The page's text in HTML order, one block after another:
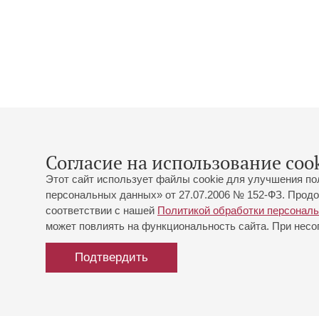
Согласие на использование
Этот сайт использует файлы cookie для улучшения
персональных данных» от 27.07.2006 № 152-ФЗ.
соответствии с нашей Политикой обработки
может повлиять на функциональность сайта. При
Подтвердить